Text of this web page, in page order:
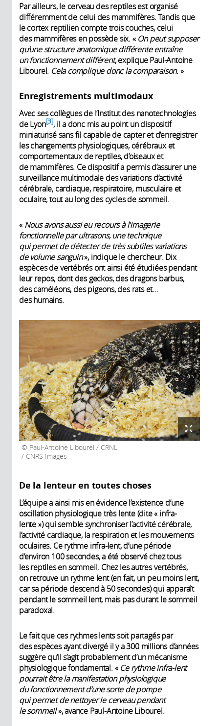
Par ailleurs, le cerveau des reptiles est organisé
différemment de celui des mammifères. Tandis que
le cortex reptilien compte trois couches, celui
des mammifères en possède six. « On peut supposer
qu’une structure anatomique différente entraîne
un fonctionnement différent, explique Paul-Antoine
Libourel. Cela complique donc la comparaison.»
Enregistrements multimodaux
Avec ses collègues de l’Institut des nanotechnologies
de Lyon 3 , il a donc mis au point un dispositif
miniaturisé sans fil capable de capter et d’enregistrer
les changements physiologiques, cérébraux et
comportementaux de reptiles, d’oiseaux et
de mammifères. Ce dispositif a permis d’assurer une
surveillance multimodale des variations d’activité
cérébrale, cardiaque, respiratoire, musculaire et
oculaire, tout au long des cycles de sommeil.
« Nous avons aussi eu recours à l'imagerie
fonctionnelle par ultrasons, une technique
qui permet de détecter de très subtiles variations
de volume sanguin», indique le chercheur. Dix
espèces de vertébrés ont ainsi été étudiées pendant
leur repos, dont des geckos, des dragons barbus,
des caméléons, des pigeons, des rats et…
des humains.
Paul-Antoine Libourel / CRNL
/ CNRS Images
De la lenteur en toutes choses
L’équipe a ainsi mis en évidence l’existence d’une
oscillation physiologique très lente (dite « infra-
lente ») qui semble synchroniser l’activité cérébrale,
l’activité cardiaque, la respiration et les mouvements
oculaires. Ce rythme infra-lent, d’une période
d’environ 100 secondes, a été observé chez tous
les reptiles en sommeil. Chez les autres vertébrés,
on retrouve un rythme lent (en fait, un peu moins lent,
car sa période descend à 50 secondes) qui apparaît
pendant le sommeil lent, mais pas durant le sommeil
paradoxal.
Le fait que ces rythmes lents soit partagés par
des espèces ayant divergé il y a 300 millions d’années
suggère qu’il s’agit probablement d’un mécanisme
physiologique fondamental. « Ce rythme infra-lent
pourrait être la manifestation physiologique
du fonctionnement d’une sorte de pompe
qui permet de nettoyer le cerveau pendant
le sommeil», avance Paul-Antoine Libourel.